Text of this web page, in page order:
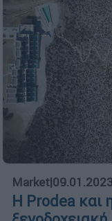
Market|
Η Prodea και